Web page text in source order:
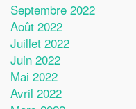
Septembre 2022
Août 2022
Juillet 2022
Juin 2022
Mai 2022
Avril 2022